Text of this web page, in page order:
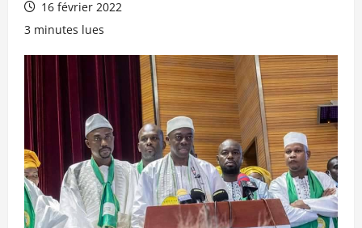
16 février 2022
3 minutes lues